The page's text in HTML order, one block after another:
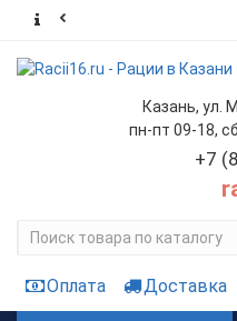
Казань, ул.
пн-пт 09-18,
+7
Оплата Доставка